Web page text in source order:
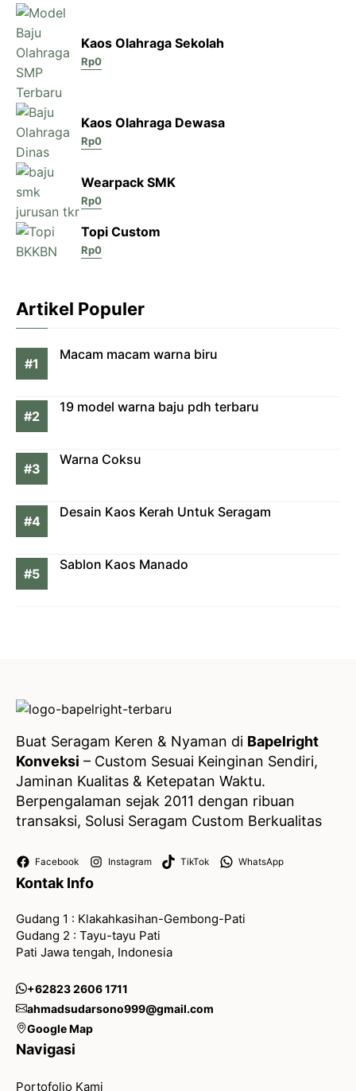
Kaos Olahraga Sekolah
Rp0
Kaos Olahraga Dewasa
Rp0
Wearpack SMK
Rp0
Topi Custom
Rp0
Artikel Populer
Macam macam warna biru
19 model warna baju pdh terbaru
Warna Coksu
Desain Kaos Kerah Untuk Seragam
Sablon Kaos Manado
Buat Seragam Keren & Nyaman di Bapelright
Konveksi – Custom Sesuai Keinginan Sendiri,
Jaminan Kualitas & Ketepatan Waktu.
Berpengalaman sejak 2011 dengan ribuan
transaksi, Solusi Seragam Custom Berkualitas
Facebook Instagram TikTok WhatsApp
Kontak Info
Gudang 1 : Klakahkasihan-Gembong-Pati
Gudang 2 : Tayu-tayu Pati
Pati Jawa tengah, Indonesia
+62823 2606 1711
ahmadsudarsono999@gmail.com
Google Map
Navigasi
Portofolio Kami